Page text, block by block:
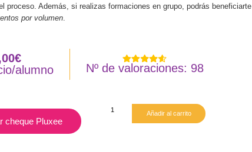
proceso. Además, si realizas formaciones en grupo, podrás beneficiarte
por volumen.
€
alumno
Nº de valoraciones: 98
cheque Pluxee
Añadir al carrito